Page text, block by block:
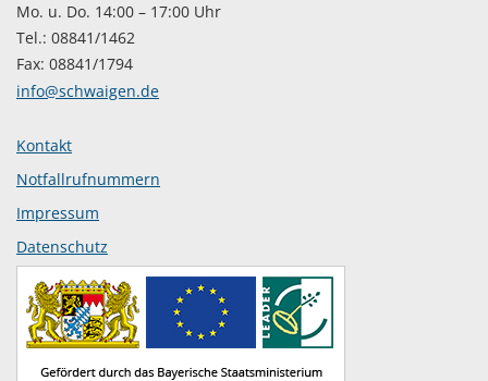
Mo. u. Do. 14:00 – 17:00 Uhr
Tel.: 08841/1462
Fax: 08841/1794
info@schwaigen.de
Kontakt
Notfallrufnummern
Impressum
Datenschutz